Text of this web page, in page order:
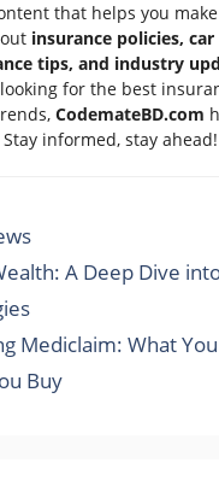
that helps you
insurance policies,
tips, and industry
for the best
CodemateBD.com
informed, stay
A Deep Dive
Mediclaim: What
Buy